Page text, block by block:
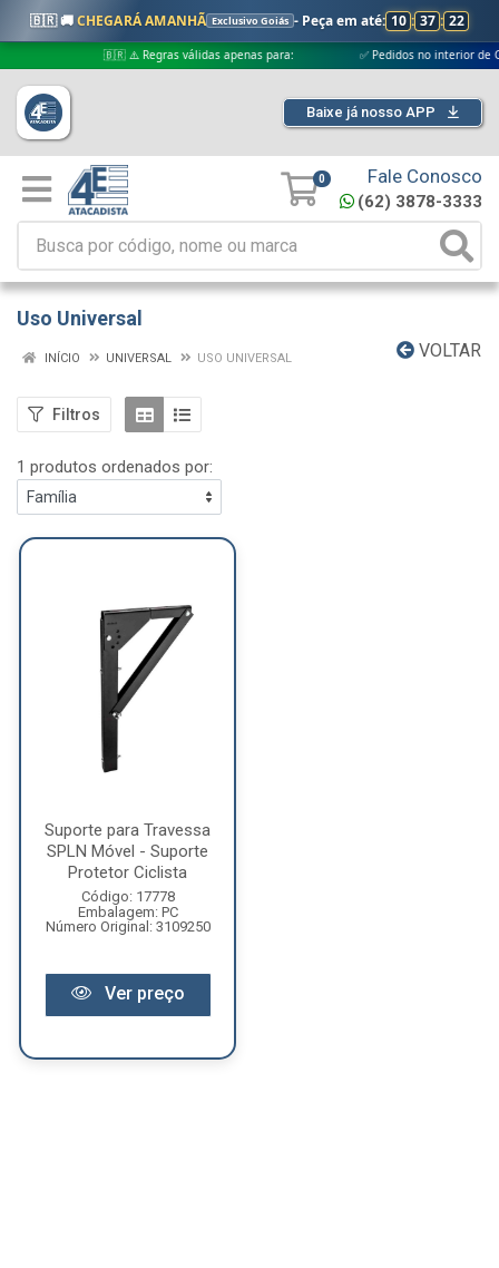
🇧🇷 🚚CHEGARÁ AMANHÃ Exclusivo Goiás - Peça em até: 10 : 37 : 22
🇧🇷 ⚠️ Regras válidas apenas para: ✅ Pedidos no interior de Goiás
Baixe já nosso APP
0 Fale Conosco
(62) 3878-3333
Uso Universal
VOLTAR
INÍCIO UNIVERSAL USO UNIVERSAL
Filtros
1 produtos ordenados por:
Suporte para Travessa
SPLN Móvel - Suporte
Protetor Ciclista
Código: 17778
Embalagem: PC
Número Original: 3109250
Ver preço